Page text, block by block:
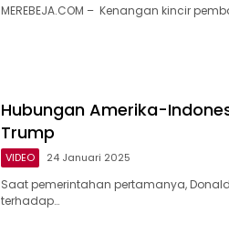
MEREBEJA.COM – Kenangan kincir
Hubungan Amerika-
Trump
VIDEO 24 Januari 2025
Saat pemerintahan pertamanya,
terhadap…